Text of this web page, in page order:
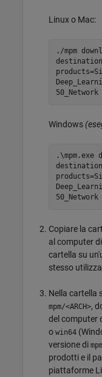
Linux o Mac:
./mpm
Windows
.\mpm.exe
Copiare la
al computer
cartella su
stesso
Nella cartella
mpm/<ARCH>,
del computer
o win64
versione di
prodotti e il
piattaforme